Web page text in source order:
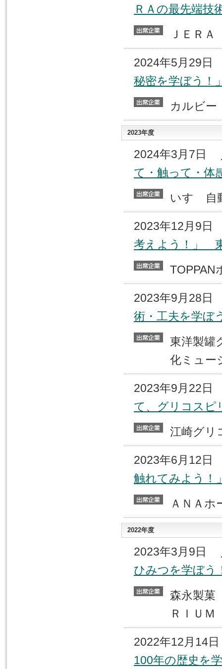
ＲＡの最先端
ＪＥＲ
2024年5月29
秘密を学ぼう
カルビ
2023年度
2024年3月7日
て・触って・
いすゞ
2023年12月9
考えよう！」
2023年9月28
術・工夫を学
東洋製
化ミュー
2023年9月22
て、グリコス
江崎グ
2023年6月12
触れてみよう
ＡＮＡ
2022年度
2023年3月9日
ひみつを学ぼ
森永製
ＲＩＵＭ
2022年12月
100年の歴史を